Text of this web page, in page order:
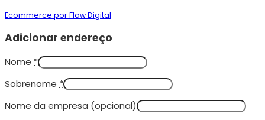
Ecommerce por Flow Digital
Adicionar endereço
Nome *
Sobrenome *
Nome da empresa (opcional)